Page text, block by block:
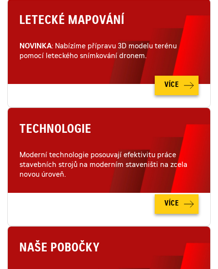
LETECKÉ MAPOVÁNÍ
NOVINKA: Nabízíme přípravu 3D modelu terénu
pomocí leteckého snímkování dronem.
VÍCE
TECHNOLOGIE
Moderní technologie posouvají efektivitu práce
stavebních strojů na moderním staveništi na zcela
novou úroveň.
VÍCE
NAŠE POBOČKY